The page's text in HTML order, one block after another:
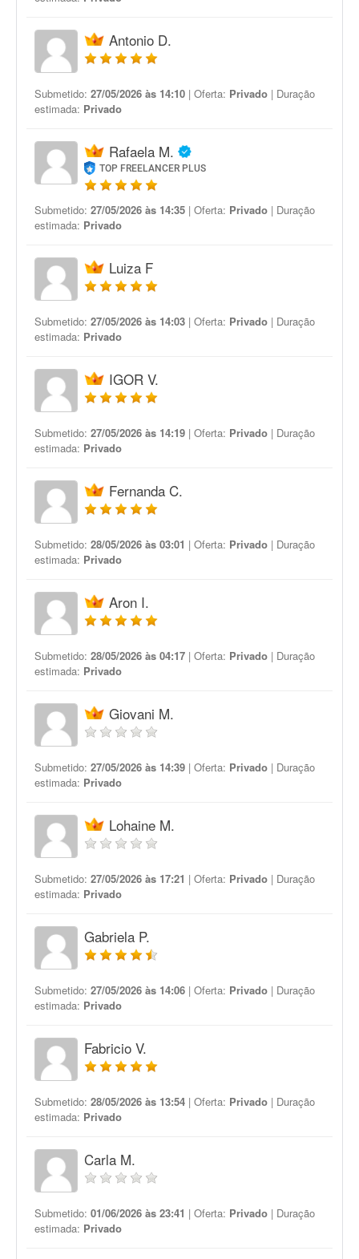
Antonio D.
Submetido: 27/05/2026 às 14:10 | Oferta: Privado | Duração
estimada: Privado
Rafaela M.
TOP FREELANCER PLUS
Submetido: 27/05/2026 às 14:35 | Oferta: Privado | Duração
estimada: Privado
Luiza F
Submetido: 27/05/2026 às 14:03 | Oferta: Privado | Duração
estimada: Privado
IGOR V.
Submetido: 27/05/2026 às 14:19 | Oferta: Privado | Duração
estimada: Privado
Fernanda C.
Submetido: 28/05/2026 às 03:01 | Oferta: Privado | Duração
estimada: Privado
Aron I.
Submetido: 28/05/2026 às 04:17 | Oferta: Privado | Duração
estimada: Privado
Giovani M.
Submetido: 27/05/2026 às 14:39 | Oferta: Privado | Duração
estimada: Privado
Lohaine M.
Submetido: 27/05/2026 às 17:21 | Oferta: Privado | Duração
estimada: Privado
Gabriela P.
Submetido: 27/05/2026 às 14:06 | Oferta: Privado | Duração
estimada: Privado
Fabricio V.
Submetido: 28/05/2026 às 13:54 | Oferta: Privado | Duração
estimada: Privado
Carla M.
Submetido: 01/06/2026 às 23:41 | Oferta: Privado | Duração
estimada: Privado